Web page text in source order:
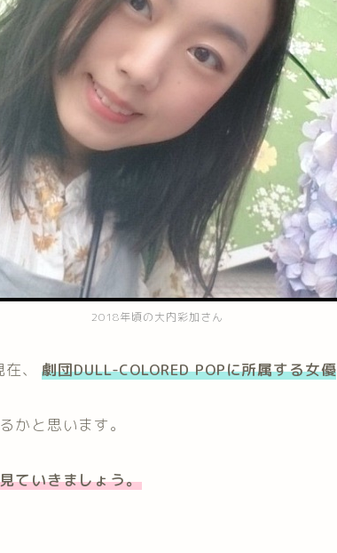
2018年頃の大内彩加さん
在、劇団DULL-COLORED POPに所属する女優
かと思います。
ていきましょう。